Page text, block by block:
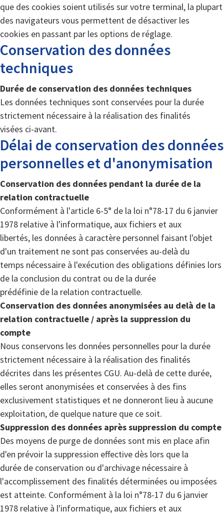
que des cookies soient utilisés sur votre terminal, la plupart
des navigateurs vous permettent de désactiver les
cookies en passant par les options de réglage.
Conservation des données
techniques
Durée de conservation des données techniques
Les données techniques sont conservées pour la durée
strictement nécessaire à la réalisation des finalités
visées ci-avant.
Délai de conservation des données
personnelles et d'anonymisation
Conservation des données pendant la durée de la
relation contractuelle
Conformément à l'article 6-5° de la loi n°78-17 du 6 janvier
1978 relative à l'informatique, aux fichiers et aux
libertés, les données à caractère personnel faisant l'objet
d'un traitement ne sont pas conservées au-delà du
temps nécessaire à l'exécution des obligations définies lors
de la conclusion du contrat ou de la durée
prédéfinie de la relation contractuelle.
Conservation des données anonymisées au delà de la
relation contractuelle / après la suppression du
compte
Nous conservons les données personnelles pour la durée
strictement nécessaire à la réalisation des finalités
décrites dans les présentes CGU. Au-delà de cette durée,
elles seront anonymisées et conservées à des fins
exclusivement statistiques et ne donneront lieu à aucune
exploitation, de quelque nature que ce soit.
Suppression des données après suppression du compte
Des moyens de purge de données sont mis en place afin
d'en prévoir la suppression effective dès lors que la
durée de conservation ou d'archivage nécessaire à
l'accomplissement des finalités déterminées ou imposées
est atteinte. Conformément à la loi n°78-17 du 6 janvier
1978 relative à l'informatique, aux fichiers et aux